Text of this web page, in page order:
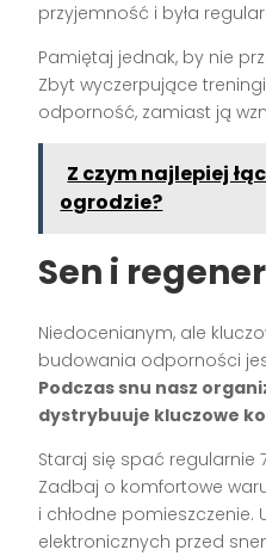
przyjemność i była
Pamiętaj jednak, by nie
Zbyt wyczerpujące
odporność, zamiast ją
Z czym najlepiej
ogrodzie?
Sen i
Niedocenianym, ale
budowania odporności
Podczas snu nasz
dystrybuuje kluczowe
Staraj się spać regularnie
Zadbaj o komfortowe
i chłodne pomieszczenie.
elektronicznych przed